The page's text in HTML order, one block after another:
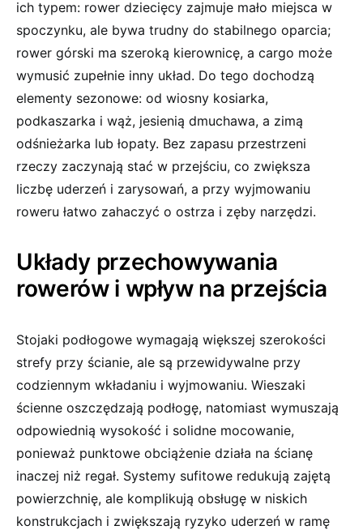
ich typem: rower dziecięcy zajmuje mało miejsca w
spoczynku, ale bywa trudny do stabilnego oparcia;
rower górski ma szeroką kierownicę, a cargo może
wymusić zupełnie inny układ. Do tego dochodzą
elementy sezonowe: od wiosny kosiarka,
podkaszarka i wąż, jesienią dmuchawa, a zimą
odśnieżarka lub łopaty. Bez zapasu przestrzeni
rzeczy zaczynają stać w przejściu, co zwiększa
liczbę uderzeń i zarysowań, a przy wyjmowaniu
roweru łatwo zahaczyć o ostrza i zęby narzędzi.
Układy przechowywania
rowerów i wpływ na przejścia
Stojaki podłogowe wymagają większej szerokości
strefy przy ścianie, ale są przewidywalne przy
codziennym wkładaniu i wyjmowaniu. Wieszaki
ścienne oszczędzają podłogę, natomiast wymuszają
odpowiednią wysokość i solidne mocowanie,
ponieważ punktowe obciążenie działa na ścianę
inaczej niż regał. Systemy sufitowe redukują zajętą
powierzchnię, ale komplikują obsługę w niskich
konstrukcjach i zwiększają ryzyko uderzeń w ramę